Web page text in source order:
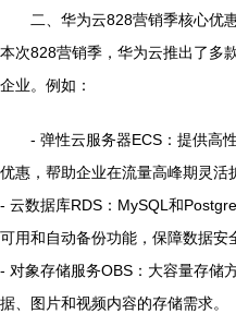
二、华为云828营销季核心优
本次828营销季，华为云推出了多
企业。例如：
- 弹性云服务器ECS：提供高
优惠，帮助企业在流量高峰期灵活
- 云数据库RDS：MySQL和
可用和自动备份功能，保障数据安
- 对象存储服务OBS：大容量存储
据、图片和视频内容的存储需求。